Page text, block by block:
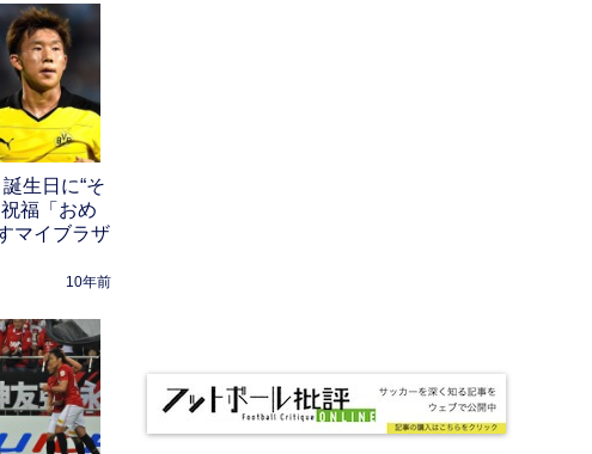
生日に“そ
福「おめ
マイブラザ
10年前